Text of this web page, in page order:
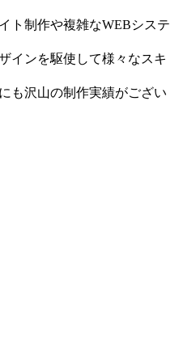
ト制作や複雑なWEBシステ
インを駆使して様々なスキ
も沢山の制作実績がござい